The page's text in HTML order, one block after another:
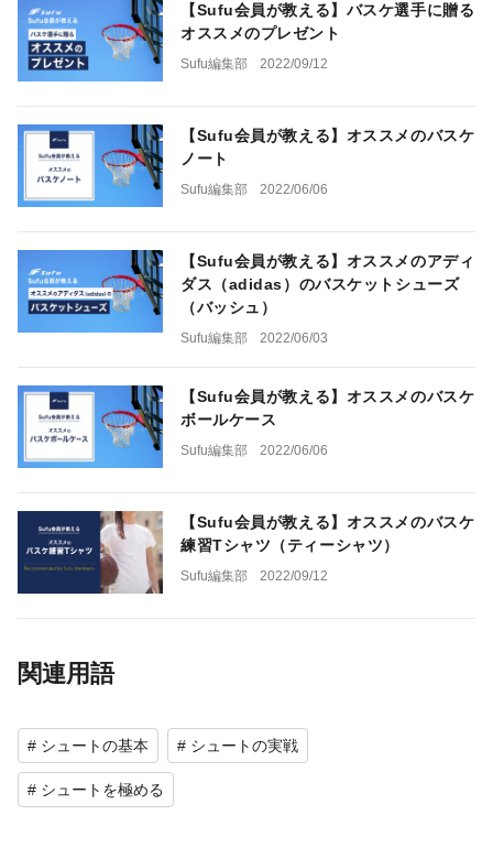
【Sufu会員が教える】バスケ選手に贈る
オススメのプレゼント
Sufu編集部 2022/09/12
【Sufu会員が教える】オススメのバスケ
ノート
Sufu編集部 2022/06/06
【Sufu会員が教える】オススメのアディ
ダス（adidas）のバスケットシューズ
（バッシュ）
Sufu編集部 2022/06/03
【Sufu会員が教える】オススメのバスケ
ボールケース
Sufu編集部 2022/06/06
【Sufu会員が教える】オススメのバスケ
練習Tシャツ（ティーシャツ）
Sufu編集部 2022/09/12
関連用語
# シュートの基本 # シュートの実戦
# シュートを極める